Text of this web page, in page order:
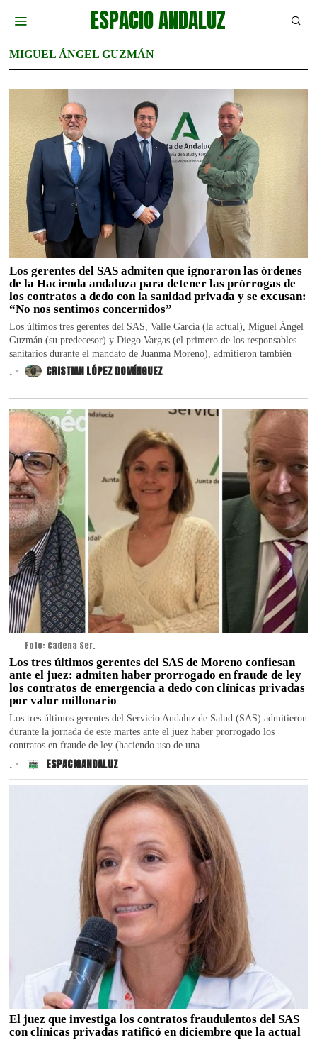
ESPACIO ANDALUZ
MIGUEL ÁNGEL GUZMÁN
Los gerentes del SAS admiten que ignoraron las órdenes
de la Hacienda andaluza para detener las prórrogas de
los contratos a dedo con la sanidad privada y se excusan:
“No nos sentimos concernidos”
Los últimos tres gerentes del SAS, Valle García (la actual), Miguel Ángel
Guzmán (su predecesor) y Diego Vargas (el primero de los responsables
sanitarios durante el mandato de Juanma Moreno), admitieron también
. CRISTIAN LÓPEZ DOMÍNGUEZ
Foto: Cadena Ser.
Los tres últimos gerentes del SAS de Moreno confiesan
ante el juez: admiten haber prorrogado en fraude de ley
los contratos de emergencia a dedo con clínicas privadas
por valor millonario
Los tres últimos gerentes del Servicio Andaluz de Salud (SAS) admitieron
durante la jornada de este martes ante el juez haber prorrogado los
contratos en fraude de ley (haciendo uso de una
. ESPACIOANDALUZ
El juez que investiga los contratos fraudulentos del SAS
con clínicas privadas ratificó en diciembre que la actual